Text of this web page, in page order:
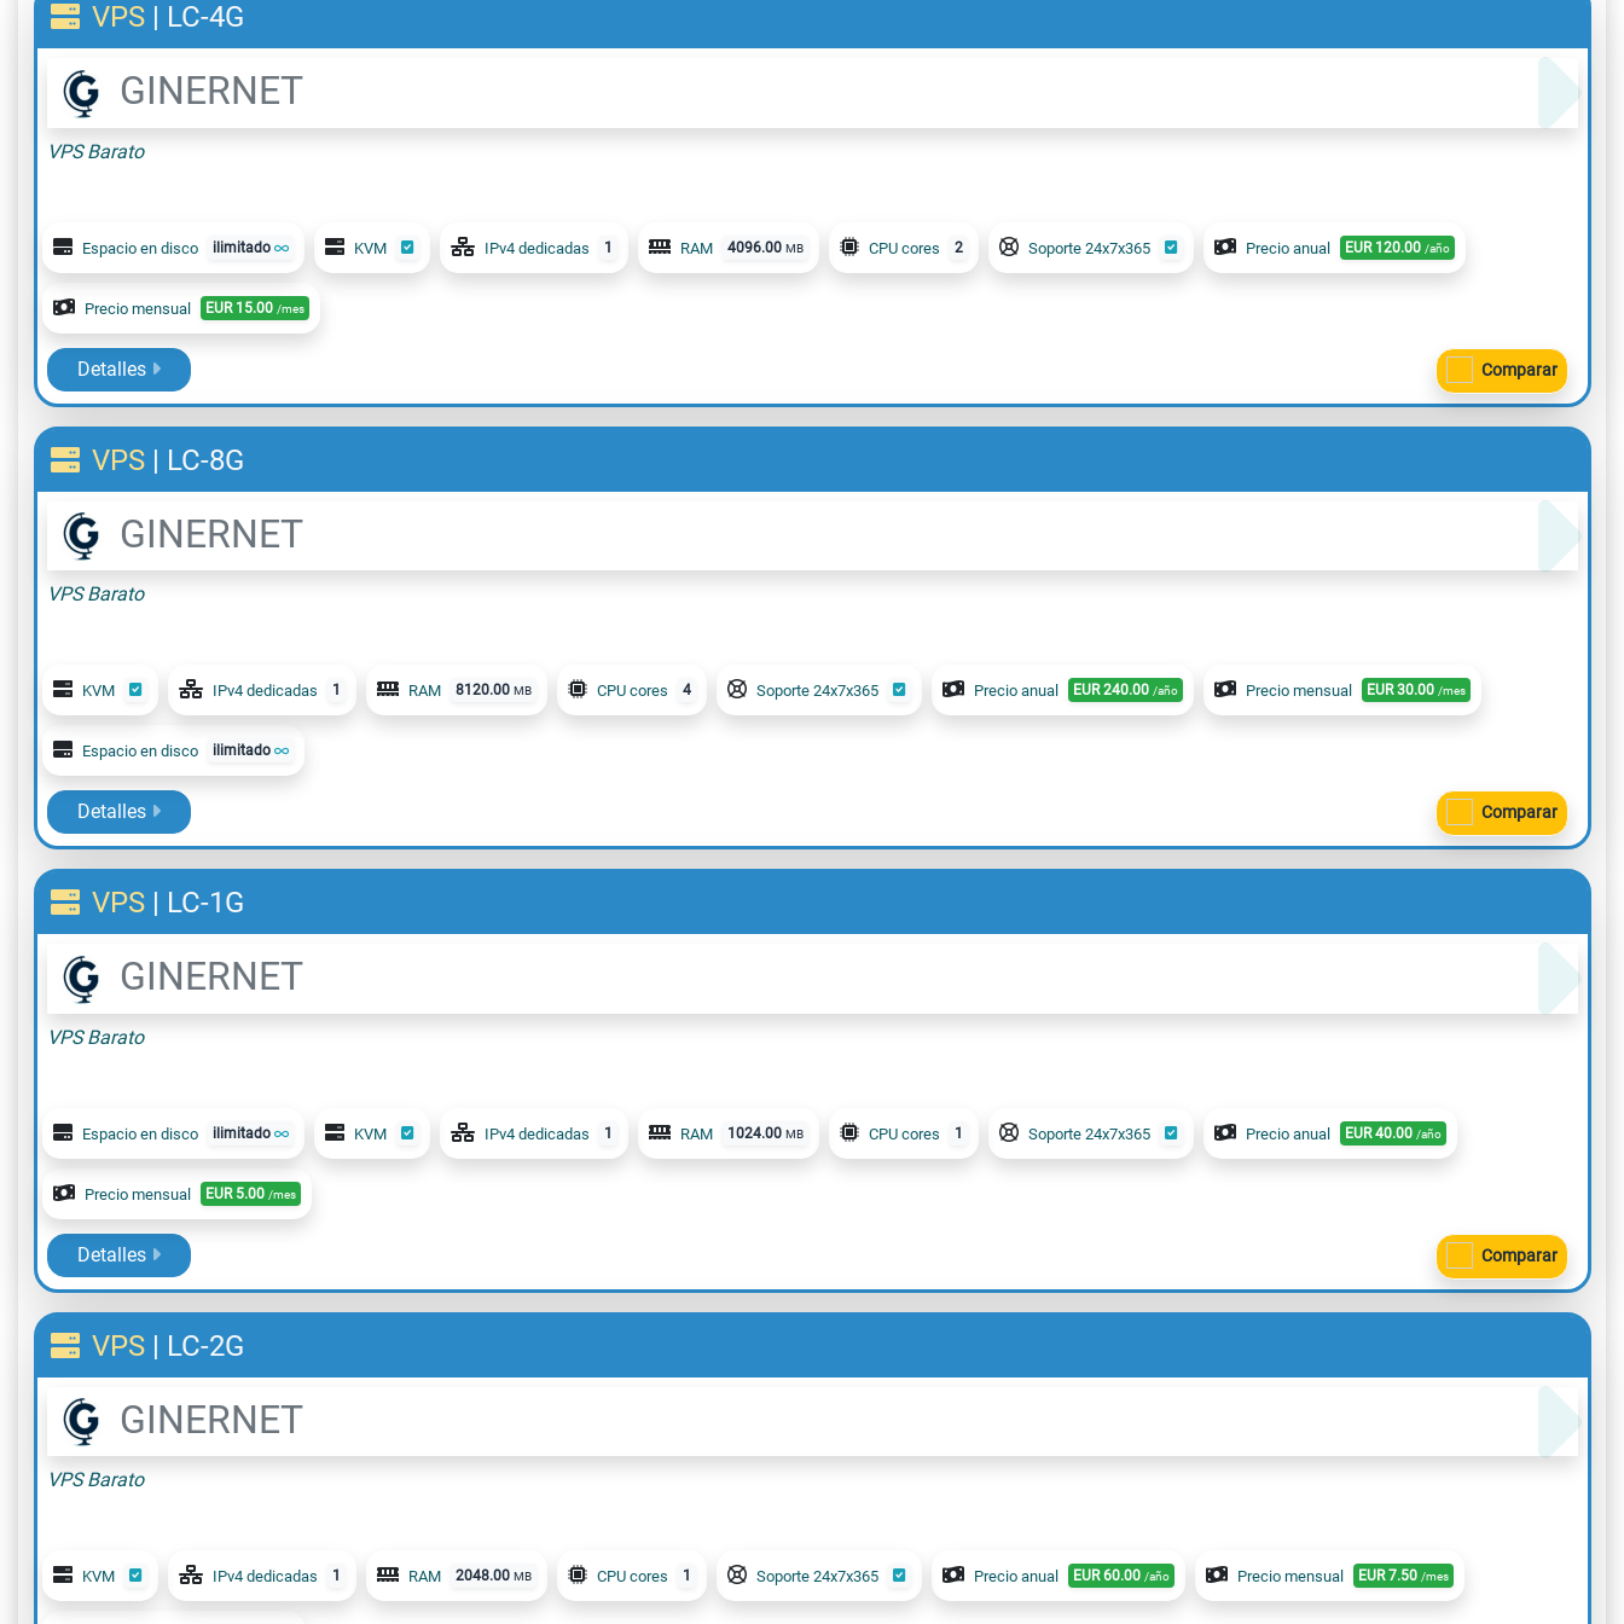
VPS | LC-4G
GINERNET
VPS Barato
Espacio en disco ilimitado KVM IPv4 dedicadas 1 RAM 4096.00 MB CPU cores 2 Soporte 24x7x365 Precio anual EUR 120.00 /año
Precio mensual EUR 15.00 /mes
Detalles Comparar
VPS | LC-8G
GINERNET
VPS Barato
KVM IPv4 dedicadas 1 RAM 8120.00 MB CPU cores 4 Soporte 24x7x365 Precio anual EUR 240.00 /año Precio mensual EUR 30.00 /mes
Espacio en disco ilimitado
Detalles Comparar
VPS | LC-1G
GINERNET
VPS Barato
Espacio en disco ilimitado KVM IPv4 dedicadas 1 RAM 1024.00 MB CPU cores 1 Soporte 24x7x365 Precio anual EUR 40.00 /año
Precio mensual EUR 5.00 /mes
Detalles Comparar
VPS | LC-2G
GINERNET
VPS Barato
KVM IPv4 dedicadas 1 RAM 2048.00 MB CPU cores 1 Soporte 24x7x365 Precio anual EUR 60.00 /año Precio mensual EUR 7.50 /mes